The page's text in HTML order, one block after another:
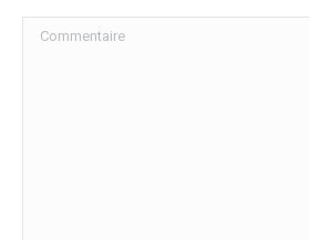
Commentaire